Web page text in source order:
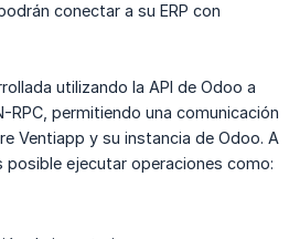
conectar a su ERP con
utilizando la API de Odoo a
permitiendo una comunicación
Ventiapp y su instancia de Odoo. A
ejecutar operaciones como: